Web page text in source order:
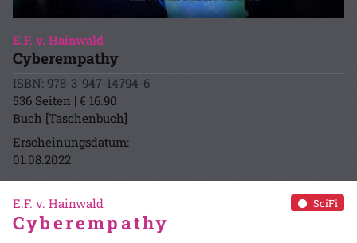
E.F. v. Hainwald
Cyberempathy
ISBN: 978-3-947-14794-6
536 Seiten | € 16.90
Buch [Taschenbuch]
Erscheinungsdatum:
01.08.2022
SciFi
E.F. v. Hainwald
Cyberempathy